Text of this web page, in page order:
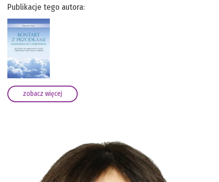
Publikacje tego autora:
zobacz więcej